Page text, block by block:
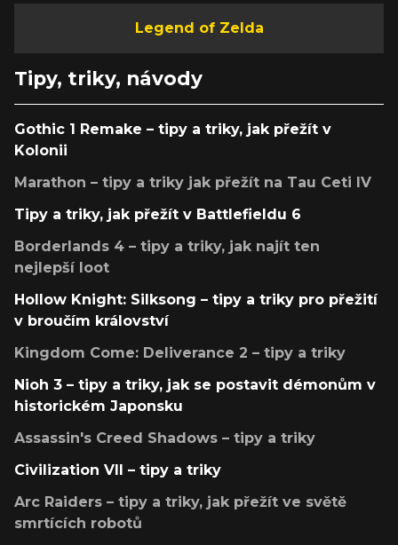
Legend of Zelda
Tipy, triky, návody
Gothic 1 Remake – tipy a triky, jak přežít v
Kolonii
Marathon – tipy a triky jak přežít na Tau Ceti IV
Tipy a triky, jak přežít v Battlefieldu 6
Borderlands 4 – tipy a triky, jak najít ten
nejlepší loot
Hollow Knight: Silksong – tipy a triky pro přežití
v broučím království
Kingdom Come: Deliverance 2 – tipy a triky
Nioh 3 – tipy a triky, jak se postavit démonům v
historickém Japonsku
Assassin's Creed Shadows – tipy a triky
Civilization VII – tipy a triky
Arc Raiders – tipy a triky, jak přežít ve světě
smrtících robotů